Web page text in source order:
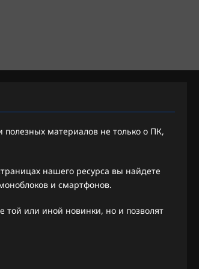
материалов не только о ПК,
нашего ресурса вы найдете
и смартфонов.
или иной новинки, но и позволят